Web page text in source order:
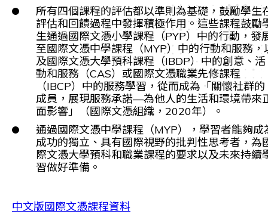
所有四個課程的評估都以準則為基礎，鼓勵學生
評估和回饋過程中發揮積極作用。這些課程鼓勵
生通過國際文憑小學課程（PYP）中的行動，發
至國際文憑中學課程（MYP）中的行動和服務，
及國際文憑大學預科課程（IBDP）中的創意、活
動和服務（CAS）或國際文憑職業先修課程
（IBCP）中的服務學習，從而成為「關懷社群的
成員，展現服務承諾—為他人的生活和環境帶來
面影響」（國際文憑組織，2020年）。
通過國際文憑中學課程（MYP），學習者能夠成
成功的獨立、具有國際視野的批判性思考者，為
際文憑大學預科和職業課程的要求以及未來持續
習做好準備。
中文版國際文憑課程資料